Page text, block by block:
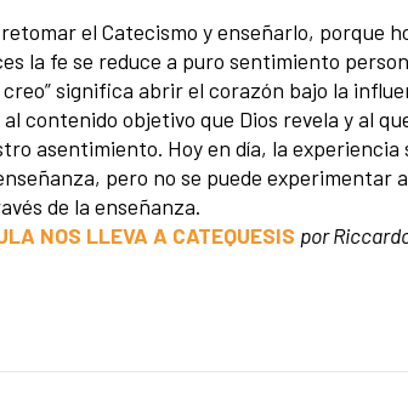
el Catecismo y enseñarlo, porque
la fe se reduce a puro sentimiento
creo” significa abrir el corazón bajo la
contenido objetivo que Dios revela y al
asentimiento. Hoy en día, la experiencia
pero no se puede experimentar
de la enseñanza.
NOS LLEVA A CATEQUESIS por